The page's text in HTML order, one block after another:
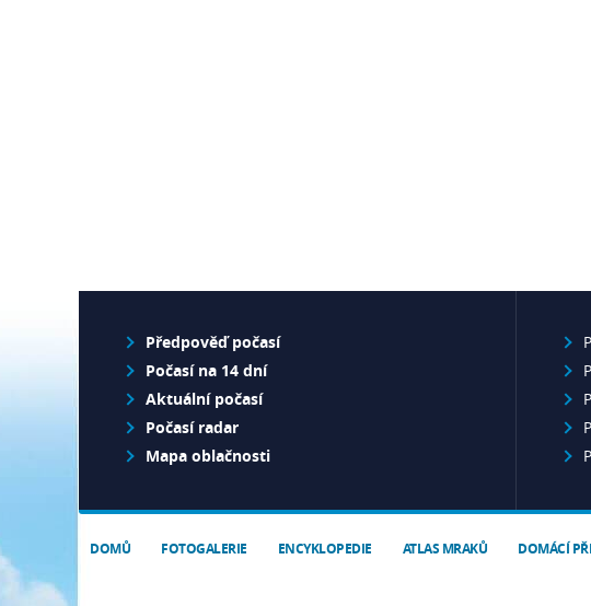
Předpověď počasí
Počasí na 14 dní
Aktuální počasí
Počasí radar
Mapa oblačnosti
DOMŮ FOTOGALERIE ENCYKLOPEDIE ATLAS MRAKŮ DOMÁCÍ